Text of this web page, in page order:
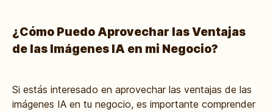
¿Cómo Puedo Aprovechar las Ventajas
de las Imágenes IA en mi Negocio?
Si estás interesado en aprovechar las ventajas de las
imágenes IA en tu negocio, es importante comprender